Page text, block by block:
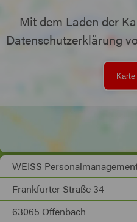
Mit dem Laden der
Datenschutzerklärung
WEISS
Frankfurter Straße 34
63065 Offenbach